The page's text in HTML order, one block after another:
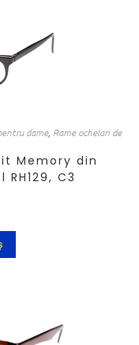
dame, Rame ochelari de
Memory din
C3